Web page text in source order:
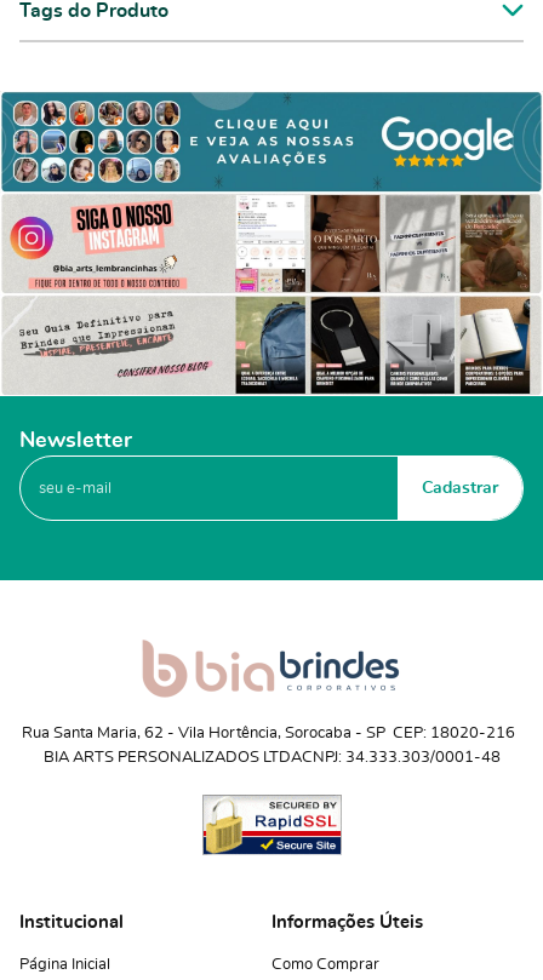
Tags do Produto
Newsletter
Cadastrar
Rua Santa Maria, 62 - Vila Hortência, Sorocaba - SP CEP: 18020-216
BIA ARTS PERSONALIZADOS LTDACNPJ: 34.333.303/0001-48
Institucional
Página Inicial
Informações Úteis
Como Comprar